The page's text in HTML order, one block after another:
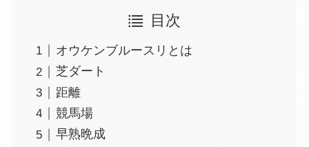
目次
オウケンブルースリとは
芝ダート
距離
競馬場
早熟晩成